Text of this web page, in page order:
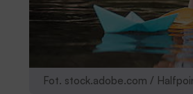
Fot. stock.adobe.com /